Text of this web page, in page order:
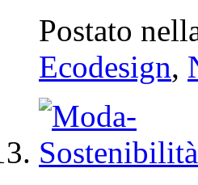
Postato
Ecodesign,